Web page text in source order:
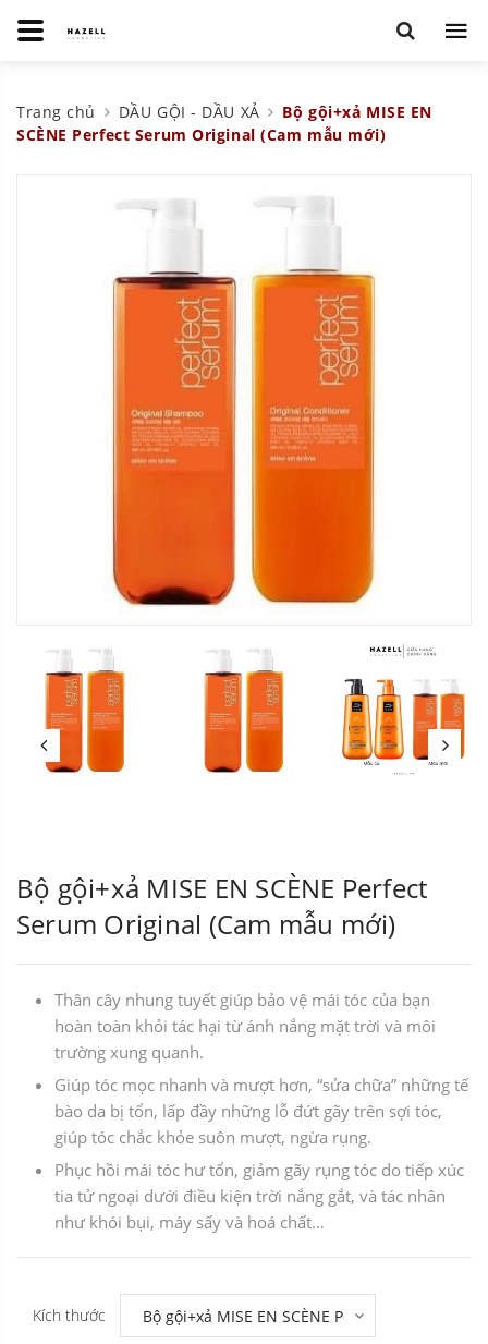
Trang chủ DẦU GỘI - DẦU XẢ
Bộ gội+xả MISE EN
SCÈNE Perfect Serum Original (Cam mẫu mới)
Bộ gội+xả MISE EN SCÈNE Perfect
Serum Original (Cam mẫu mới)
Thân cây nhung tuyết giúp bảo vệ mái tóc của bạn
hoàn toàn khỏi tác hại từ ánh nắng mặt trời và môi
trường xung quanh.
Giúp tóc mọc nhanh và mượt hơn, “sửa chữa” những tế
bào da bị tổn, lấp đầy những lỗ đứt gãy trên sợi tóc,
giúp tóc chắc khỏe suôn mượt, ngừa rụng.
Phục hồi mái tóc hư tổn, giảm gãy rụng tóc do tiếp xúc
tia tử ngoại dưới điều kiện trời nắng gắt, và tác nhân
như khói bụi, máy sấy và hoá chất…
Kích thước